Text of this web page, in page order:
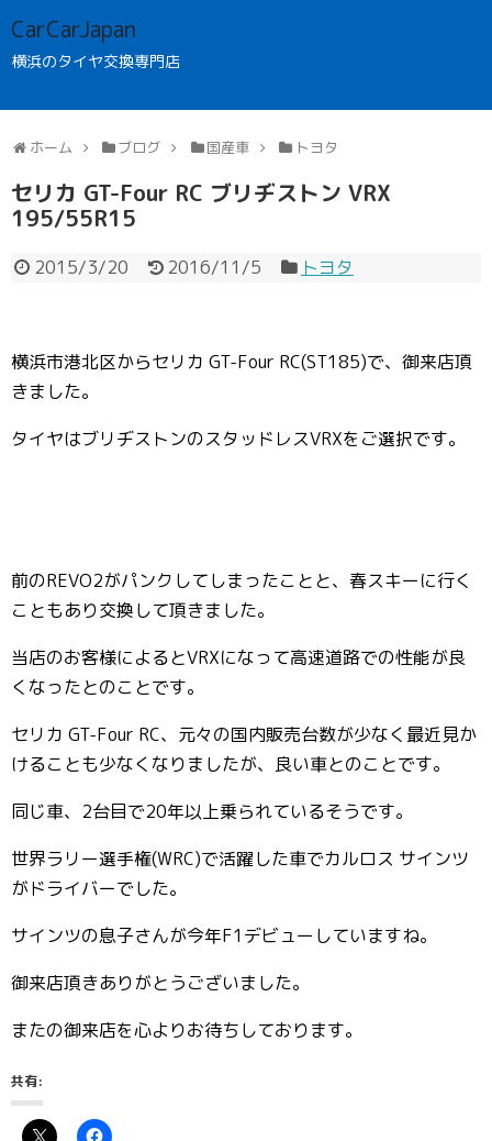
CarCarJapan
横浜のタイヤ交換専門店
ホーム ブログ 国産車 トヨタ
セリカ GT-Four RC ブリヂストン VRX
195/55R15
2015/3/20 2016/11/5 トヨタ
横浜市港北区からセリカ GT-Four RC(ST185)で、御来店頂
きました。
タイヤはブリヂストンのスタッドレスVRXをご選択です。
前のREVO2がパンクしてしまったことと、春スキーに行く
こともあり交換して頂きました。
当店のお客様によるとVRXになって高速道路での性能が良
くなったとのことです。
セリカ GT-Four RC、元々の国内販売台数が少なく最近見か
けることも少なくなりましたが、良い車とのことです。
同じ車、2台目で20年以上乗られているそうです。
世界ラリー選手権(WRC)で活躍した車でカルロス サインツ
がドライバーでした。
サインツの息子さんが今年F1デビューしていますね。
御来店頂きありがとうございました。
またの御来店を心よりお待ちしております。
共有: